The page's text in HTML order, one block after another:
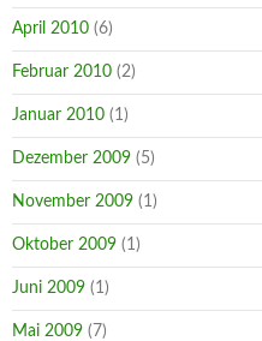
April 2010 (6)
Februar 2010 (2)
Januar 2010 (1)
Dezember 2009 (5)
November 2009 (1)
Oktober 2009 (1)
Juni 2009 (1)
Mai 2009 (7)